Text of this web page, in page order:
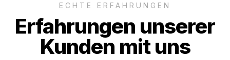
ECHTE ERFAHRUNGEN
Erfahrungen unserer
Kunden mit uns